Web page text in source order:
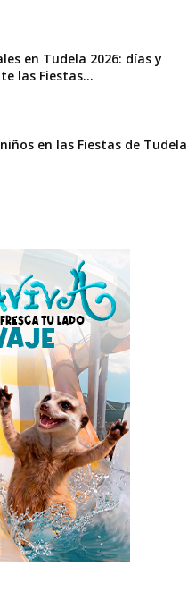
en Tudela 2026: días y
las Fiestas...
en las Fiestas de Tudela